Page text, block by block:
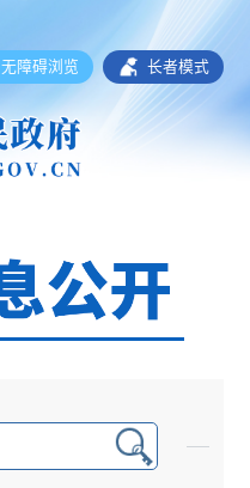
无障碍浏览 长者模式